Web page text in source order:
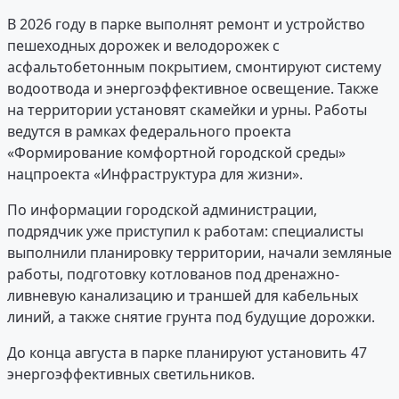
В 2026 году в парке выполнят ремонт и устройство
пешеходных дорожек и велодорожек с
асфальтобетонным покрытием, смонтируют систему
водоотвода и энергоэффективное освещение. Также
на территории установят скамейки и урны. Работы
ведутся в рамках федерального проекта
«Формирование комфортной городской среды»
нацпроекта «Инфраструктура для жизни».
По информации городской администрации,
подрядчик уже приступил к работам: специалисты
выполнили планировку территории, начали земляные
работы, подготовку котлованов под дренажно-
ливневую канализацию и траншей для кабельных
линий, а также снятие грунта под будущие дорожки.
До конца августа в парке планируют установить 47
энергоэффективных светильников.